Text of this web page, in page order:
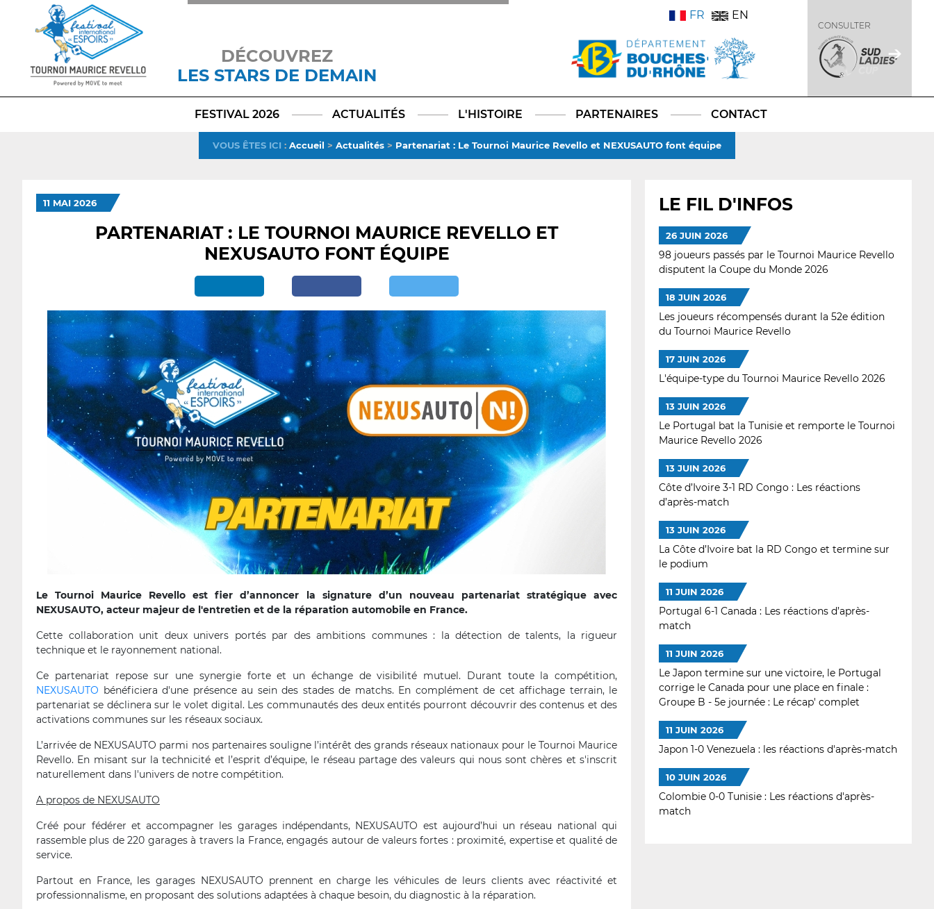
DÉCOUVREZ
LES STARS DE DEMAIN
TikTokLinkedIn
X
FR EN
CONSULTER
FESTIVAL 2026 ACTUALITÉS L'HISTOIRE PARTENAIRES CONTACT
VOUS ÊTES ICI : Accueil > Actualités > Partenariat : Le Tournoi Maurice Revello et NEXUSAUTO font équipe
11 MAI 2026
PARTENARIAT : LE TOURNOI MAURICE REVELLO ET
NEXUSAUTO FONT ÉQUIPE
Le Tournoi Maurice Revello est fier d’annoncer la signature d’un nouveau partenariat stratégique avec
NEXUSAUTO, acteur majeur de l'entretien et de la réparation automobile en France.
Cette collaboration unit deux univers portés par des ambitions communes : la détection de talents, la rigueur
technique et le rayonnement national.
Ce partenariat repose sur une synergie forte et un échange de visibilité mutuel. Durant toute la compétition,
NEXUSAUTO bénéficiera d'une présence au sein des stades de matchs. En complément de cet affichage terrain, le
partenariat se déclinera sur le volet digital. Les communautés des deux entités pourront découvrir des contenus et des
activations communes sur les réseaux sociaux.
L’arrivée de NEXUSAUTO parmi nos partenaires souligne l’intérêt des grands réseaux nationaux pour le Tournoi Maurice
Revello. En misant sur la technicité et l’esprit d’équipe, le réseau partage des valeurs qui nous sont chères et s'inscrit
naturellement dans l'univers de notre compétition.
A propos de NEXUSAUTO
Créé pour fédérer et accompagner les garages indépendants, NEXUSAUTO est aujourd’hui un réseau national qui
rassemble plus de 220 garages à travers la France, engagés autour de valeurs fortes : proximité, expertise et qualité de
service.
Partout en France, les garages NEXUSAUTO prennent en charge les véhicules de leurs clients avec réactivité et
professionnalisme, en proposant des solutions adaptées à chaque besoin, du diagnostic à la réparation.
LE FIL D'INFOS
26 JUIN 2026
98 joueurs passés par le Tournoi Maurice Revello
disputent la Coupe du Monde 2026
18 JUIN 2026
Les joueurs récompensés durant la 52e édition
du Tournoi Maurice Revello
17 JUIN 2026
L'équipe-type du Tournoi Maurice Revello 2026
13 JUIN 2026
Le Portugal bat la Tunisie et remporte le Tournoi
Maurice Revello 2026
13 JUIN 2026
Côte d’Ivoire 3-1 RD Congo : Les réactions
d’après-match
13 JUIN 2026
La Côte d’Ivoire bat la RD Congo et termine sur
le podium
11 JUIN 2026
Portugal 6-1 Canada : Les réactions d’après-
match
11 JUIN 2026
Le Japon termine sur une victoire, le Portugal
corrige le Canada pour une place en finale :
Groupe B - 5e journée : Le récap' complet
11 JUIN 2026
Japon 1-0 Venezuela : les réactions d'après-match
10 JUIN 2026
Colombie 0-0 Tunisie : Les réactions d'après-
match